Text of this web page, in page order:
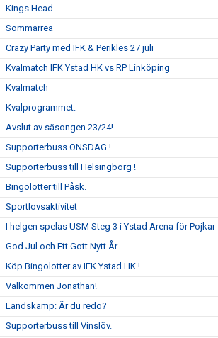
Kings Head
Sommarrea
Crazy Party med IFK & Perikles 27 juli
Kvalmatch IFK Ystad HK vs RP Linköping
Kvalmatch
Kvalprogrammet.
Avslut av säsongen 23/24!
Supporterbuss ONSDAG !
Supporterbuss till Helsingborg !
Bingolotter till Påsk.
Sportlovsaktivitet
I helgen spelas USM Steg 3 i Ystad Arena för Pojkar
God Jul och Ett Gott Nytt År.
Köp Bingolotter av IFK Ystad HK !
Välkommen Jonathan!
Landskamp: Är du redo?
Supporterbuss till Vinslöv.